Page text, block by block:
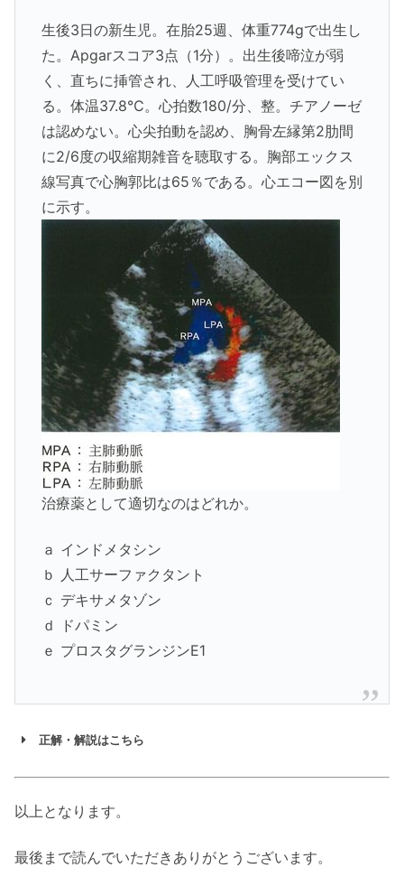
生後3日の新生児。在胎25週、体重774gで出生し
た。Apgarスコア3点（1分）。出生後啼泣が弱
く、直ちに挿管され、人工呼吸管理を受けてい
る。体温37.8℃。心拍数180/分、整。チアノーゼ
は認めない。心尖拍動を認め、胸骨左縁第2肋間
に2/6度の収縮期雑音を聴取する。胸部エックス
線写真で心胸郭比は65％である。心エコー図を別
に示す。
治療薬として適切なのはどれか。
ａ インドメタシン
ｂ 人工サーファクタント
ｃ デキサメタゾン
ｄ ドパミン
ｅ プロスタグランジンE1
正解・解説はこちら
以上となります。
最後まで読んでいただきありがとうございます。